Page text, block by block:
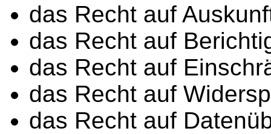
das Recht auf
das Recht auf
das Recht auf
das Recht auf
das Recht auf